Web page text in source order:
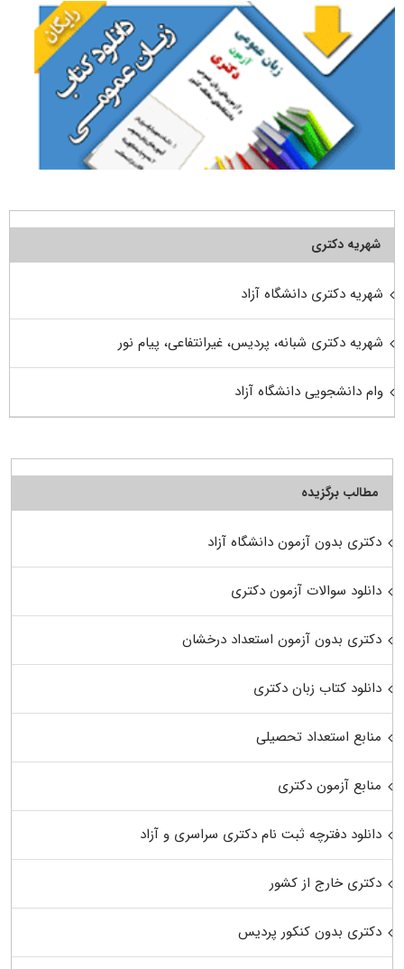
شهریه دکتری
شهریه دکتری دانشگاه آزاد
شهریه دکتری شبانه، پردیس، غیرانتفاعی، پیام نور
وام دانشجویی دانشگاه آزاد
مطالب برگزیده
دکتری بدون آزمون دانشگاه آزاد
دانلود سوالات آزمون دکتری
دکتری بدون آزمون استعداد درخشان
دانلود کتاب زبان دکتری
منابع استعداد تحصیلی
منابع آزمون دکتری
دانلود دفترچه ثبت نام دکتری سراسری و آزاد
دکتری خارج از کشور
دکتری بدون کنکور پردیس